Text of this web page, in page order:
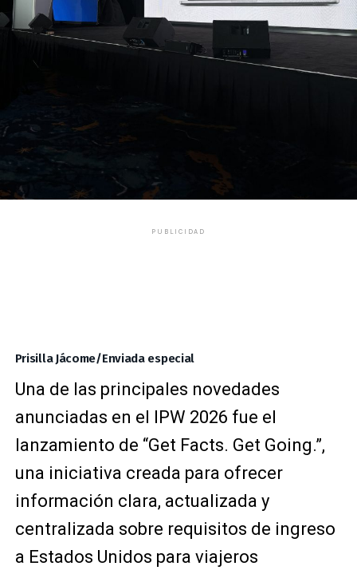
PUBLICIDAD
Prisilla Jácome/Enviada especial
Una de las principales novedades
anunciadas en el IPW 2026 fue el
lanzamiento de “Get Facts. Get Going.”,
una iniciativa creada para ofrecer
información clara, actualizada y
centralizada sobre requisitos de ingreso
a Estados Unidos para viajeros